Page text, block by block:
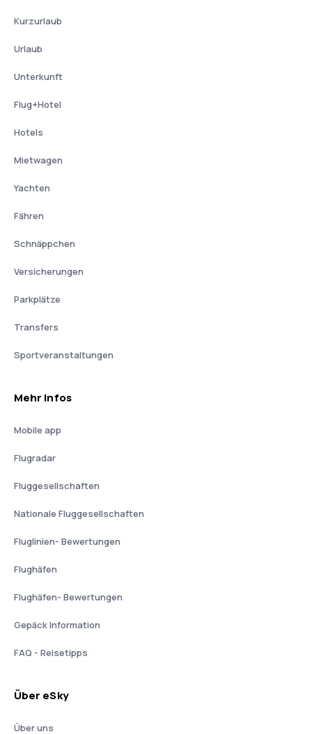
Kurzurlaub
Urlaub
Unterkunft
Flug+Hotel
Hotels
Mietwagen
Yachten
Fähren
Schnäppchen
Versicherungen
Parkplätze
Transfers
Sportveranstaltungen
Mehr Infos
Mobile app
Flugradar
Fluggesellschaften
Nationale Fluggesellschaften
Fluglinien- Bewertungen
Flughäfen
Flughäfen- Bewertungen
Gepäck Information
FAQ - Reisetipps
Über eSky
Über uns